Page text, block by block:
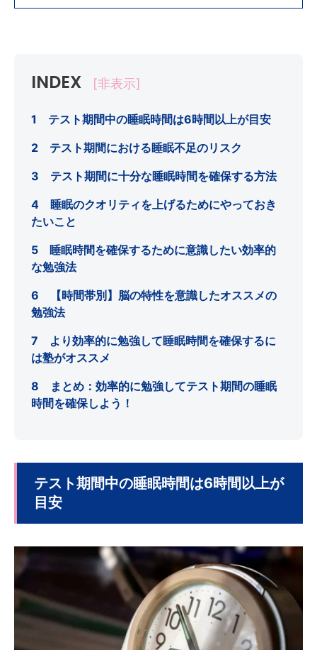
INDEX [非表示]
1 テスト期間中の睡眠時間は6時間以上が目安
2 テスト期間における睡眠不足のリスク
3 テスト期間に十分な睡眠時間を確保する方法
4 睡眠のクオリティを上げるためにやっておき
たいこと
5 睡眠時間を確保するために意識したい効率的
な勉強法
6 【時間帯別】脳の特性を意識したオススメの
勉強法
7 より効率的に勉強して睡眠時間を確保するに
は塾がオススメ
8 まとめ：効率的に勉強してテスト期間の睡眠
時間を確保しよう！
テスト期間中の睡眠時間は6時間以上が
目安